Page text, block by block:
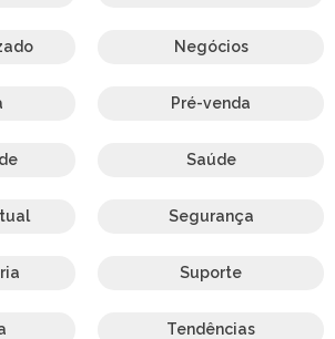
Negócios
Pré-venda
Saúde
Segurança
Suporte
Tendências